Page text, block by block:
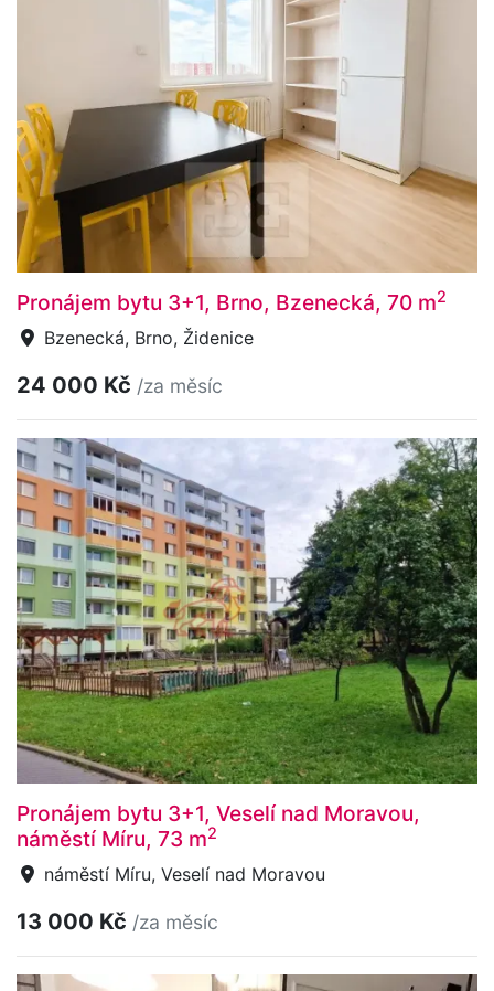
Pronájem bytu 3+1, Brno, Bzenecká, 70 m2
Bzenecká, Brno, Židenice
24 000 Kč /za měsíc
Pronájem bytu 3+1, Veselí nad Moravou,
náměstí Míru, 73 m2
náměstí Míru, Veselí nad Moravou
13 000 Kč /za měsíc